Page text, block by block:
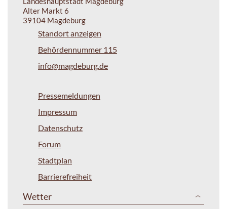
Alter Markt 6
39104 Magdeburg
Standort anzeigen
Behördennummer 115
info@magdeburg.de
Pressemeldungen
Impressum
Datenschutz
Forum
Stadtplan
Barrierefreiheit
Wetter